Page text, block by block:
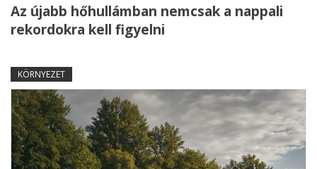
Az újabb hőhullámban nemcsak a nappali
rekordokra kell figyelni
KÖRNYEZET